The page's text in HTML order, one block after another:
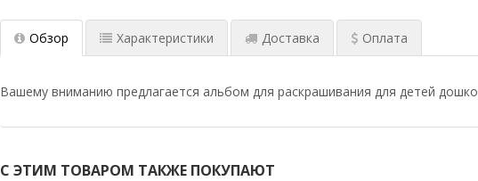
Обзор Характеристики Доставка Оплата
Вашему вниманию предлагается альбом для раскрашивания для детей
С ЭТИМ ТОВАРОМ ТАКЖЕ ПОКУПАЮТ